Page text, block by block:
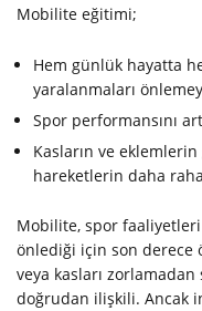
Mobilite eğitimi;
Hem günlük hayatta
yaralanmaları
Spor performansını
Kasların ve
hareketlerin daha
Mobilite, spor faaliyetleri
önlediği için son derece
veya kasları
doğrudan ilişkili. Ancak